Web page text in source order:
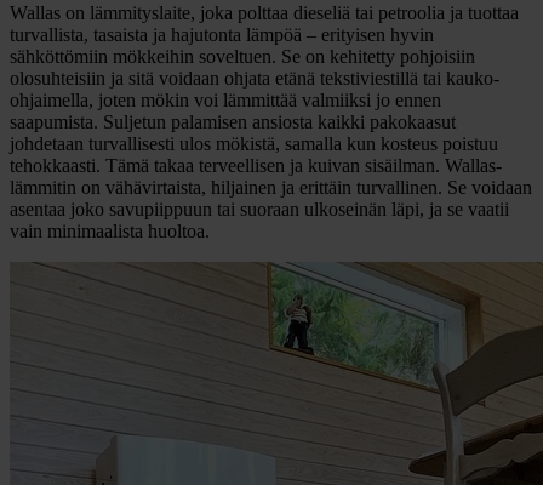
Wallas on lämmityslaite, joka polttaa dieseliä tai petroolia ja tuottaa
turvallista, tasaista ja hajutonta lämpöä – erityisen hyvin
sähköttömiin mökkeihin soveltuen. Se on kehitetty pohjoisiin
olosuhteisiin ja sitä voidaan ohjata etänä tekstiviestillä tai kauko-
ohjaimella, joten mökin voi lämmittää valmiiksi jo ennen
saapumista. Suljetun palamisen ansiosta kaikki pakokaasut
johdetaan turvallisesti ulos mökistä, samalla kun kosteus poistuu
tehokkaasti. Tämä takaa terveellisen ja kuivan sisäilman. Wallas-
lämmitin on vähävirtaista, hiljainen ja erittäin turvallinen. Se voidaan
asentaa joko savupiippuun tai suoraan ulkoseinän läpi, ja se vaatii
vain minimaalista huoltoa.